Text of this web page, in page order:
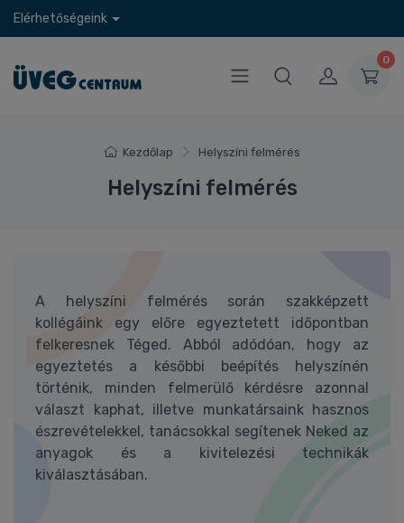
Elérhetőségeink
0
Kezdőlap Helyszíni felmérés
Helyszíni felmérés
A helyszíni felmérés során szakképzett
kollégáink egy előre egyeztetett időpontban
felkeresnek Téged. Abból adódóan, hogy az
egyeztetés a későbbi beépítés helyszínén
történik, minden felmerülő kérdésre azonnal
választ kaphat, illetve munkatársaink hasznos
észrevételekkel, tanácsokkal segítenek Neked az
anyagok és a kivitelezési technikák
kiválasztásában.